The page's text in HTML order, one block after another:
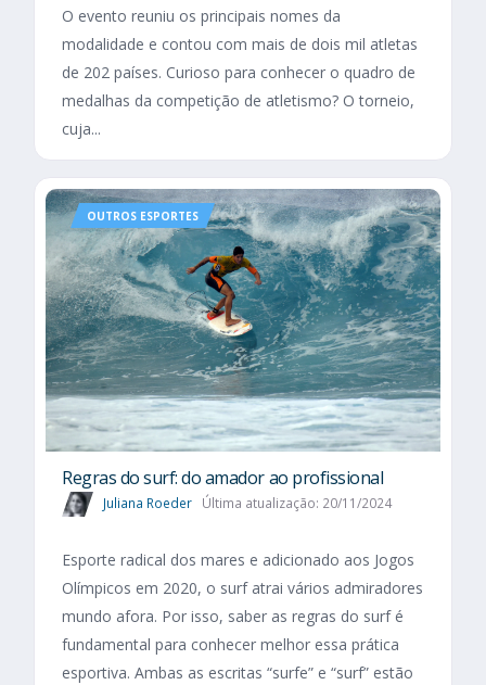
O evento reuniu os principais nomes da
modalidade e contou com mais de dois mil atletas
de 202 países. Curioso para conhecer o quadro de
medalhas da competição de atletismo? O torneio,
cuja...
OUTROS ESPORTES
Regras do surf: do amador ao profissional
Juliana Roeder Última atualização: 20/11/2024
Esporte radical dos mares e adicionado aos Jogos
Olímpicos em 2020, o surf atrai vários admiradores
mundo afora. Por isso, saber as regras do surf é
fundamental para conhecer melhor essa prática
esportiva. Ambas as escritas “surfe” e “surf” estão